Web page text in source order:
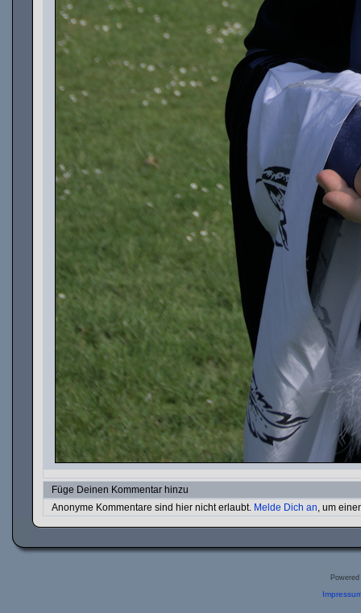
Füge Deinen Kommentar hinzu
Anonyme Kommentare sind hier nicht erlaubt. Melde Dich an, um